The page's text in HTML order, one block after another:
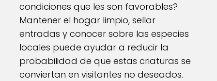
condiciones que les son favorables?
Mantener el hogar limpio, sellar
entradas y conocer sobre las especies
locales puede ayudar a reducir la
probabilidad de que estas criaturas se
conviertan en visitantes no deseados.